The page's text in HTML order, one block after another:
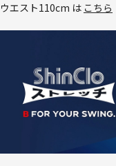
ウエスト110cm は こちら